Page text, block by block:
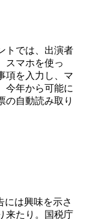
トでは、出演者
スマホを使っ
項を入力し、マ
今年から可能に
の自動読み取り
は興味を示さ
来たり。国税庁